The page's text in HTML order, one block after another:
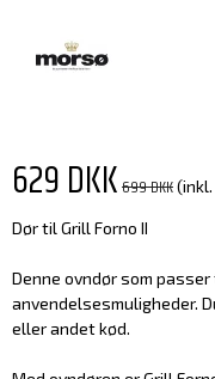
629 DKK699 DKK(inkl.
Dør til Grill Forno II
Denne ovndør som passer
anvendelsesmuligheder.
eller andet kød.